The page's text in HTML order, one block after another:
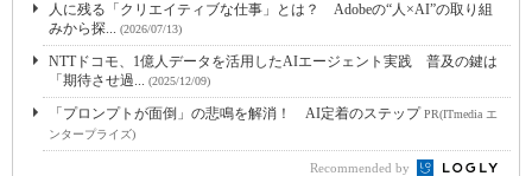
人に残る「クリエイティブな仕事」とは？ Adobeの“人×AI”の取り組
みから探... (2026/07/13)
NTTドコモ、1億人データを活用したAIエージェント実践 普及の鍵は
「期待させ過... (2025/12/09)
「プロンプトが面倒」の悲鳴を解消！ AI定着のステップPR(ITmedia エ
ンタープライズ)
Recommended by